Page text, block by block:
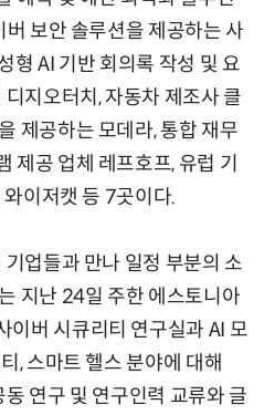
보안 솔루션을 제공하는 사
형 AI 기반 회의록 작성 및 요
지오터치, 자동차 제조사 클
제공하는 모데라, 통합 재무
제공 업체 레프호프, 유럽 기
이저캣 등 7곳이다.
업들과 만나 일정 부분의 소
지난 24일 주한 에스토니아
이버 시큐리티 연구실과 AI 모
, 스마트 헬스 분야에 대해
연구 및 연구인력 교류와 글